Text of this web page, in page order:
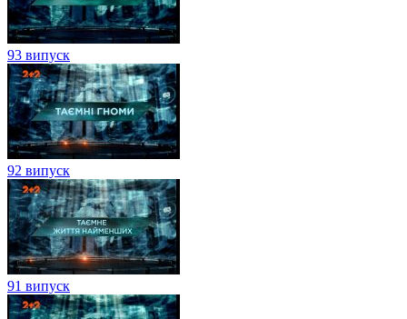
93 випуск
92 випуск
91 випуск